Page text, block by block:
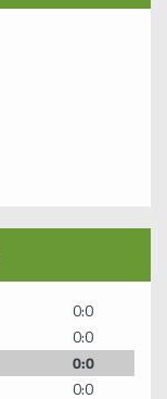
0:0
0:0
0:0
0:0